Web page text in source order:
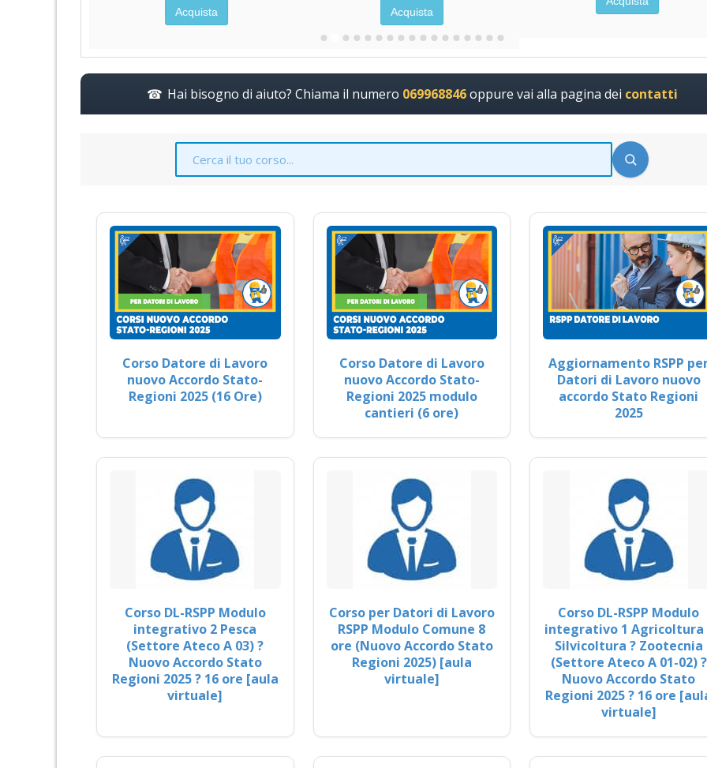
Acquista Acquista
Hai bisogno di aiuto? Chiama il numero 069968846oppure vai alla pagina dei contatti
Corso Datore di Lavoro
nuovo Accordo Stato-
Regioni 2025 (16 Ore)
Corso Datore di Lavoro
nuovo Accordo Stato-
Regioni 2025 modulo
cantieri (6 ore)
Aggiornamento RSPP
Datori di Lavoro nuovo
accordo Stato Regioni
2025
Corso DL-RSPP Modulo
integrativo 2 Pesca
(Settore Ateco A 03) ?
Nuovo Accordo Stato
Regioni 2025 ? 16 ore [aula
virtuale]
Corso per Datori di Lavoro
RSPP Modulo Comune 8
ore (Nuovo Accordo Stato
Regioni 2025) [aula
virtuale]
Corso DL-RSPP Modulo
integrativo 1 Agricoltura
Silvicoltura ? Zootecnia
(Settore Ateco A 01-02) ?
Nuovo Accordo Stato
Regioni 2025 ? 16 ore
virtuale]